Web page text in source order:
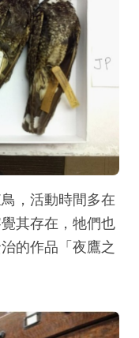
，活動時間多在
其存在，牠們也
的作品「夜鷹之